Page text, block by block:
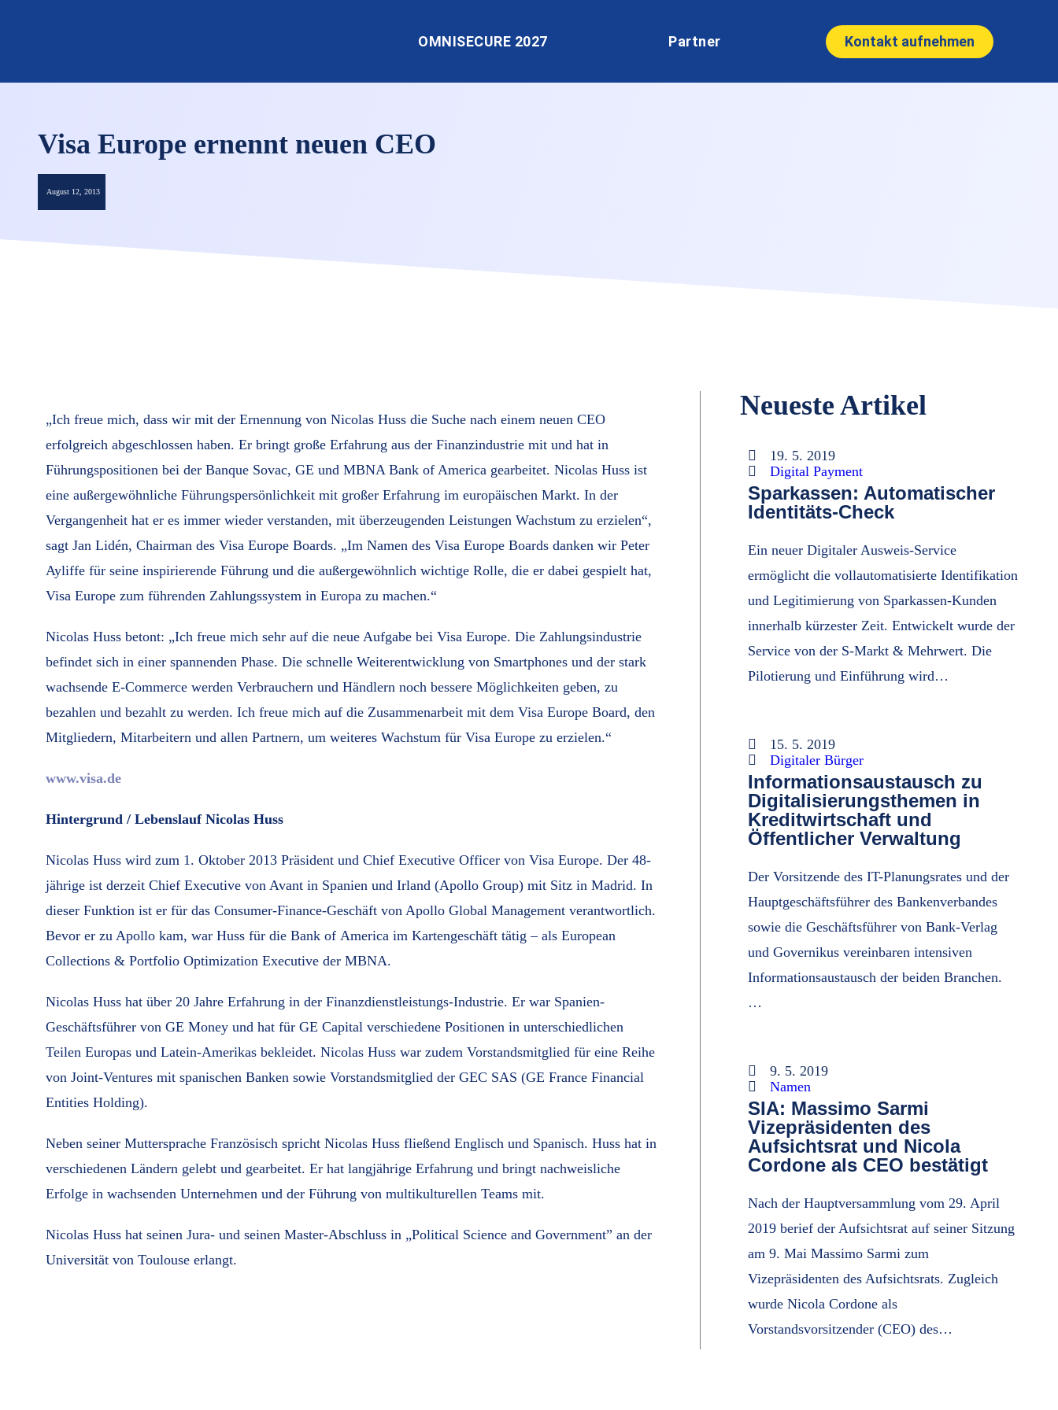
OMNISECURE 2027 Partner Kontakt aufnehmen
Visa Europe ernennt neuen CEO
August 12, 2013
„Ich freue mich, dass wir mit der Ernennung von Nicolas Huss die Suche nach einem neuen CEO
erfolgreich abgeschlossen haben. Er bringt große Erfahrung aus der Finanzindustrie mit und hat in
Führungspositionen bei der Banque Sovac, GE und MBNA Bank of America gearbeitet. Nicolas Huss ist
eine außergewöhnliche Führungspersönlichkeit mit großer Erfahrung im europäischen Markt. In der
Vergangenheit hat er es immer wieder verstanden, mit überzeugenden Leistungen Wachstum zu erzielen“,
sagt Jan Lidén, Chairman des Visa Europe Boards. „Im Namen des Visa Europe Boards danken wir Peter
Ayliffe für seine inspirierende Führung und die außergewöhnlich wichtige Rolle, die er dabei gespielt hat,
Visa Europe zum führenden Zahlungssystem in Europa zu machen.“
Nicolas Huss betont: „Ich freue mich sehr auf die neue Aufgabe bei Visa Europe. Die Zahlungsindustrie
befindet sich in einer spannenden Phase. Die schnelle Weiterentwicklung von Smartphones und der stark
wachsende E-Commerce werden Verbrauchern und Händlern noch bessere Möglichkeiten geben, zu
bezahlen und bezahlt zu werden. Ich freue mich auf die Zusammenarbeit mit dem Visa Europe Board, den
Mitgliedern, Mitarbeitern und allen Partnern, um weiteres Wachstum für Visa Europe zu erzielen.“
www.visa.de
Hintergrund / Lebenslauf Nicolas Huss
Nicolas Huss wird zum 1. Oktober 2013 Präsident und Chief Executive Officer von Visa Europe. Der 48-
jährige ist derzeit Chief Executive von Avant in Spanien und Irland (Apollo Group) mit Sitz in Madrid. In
dieser Funktion ist er für das Consumer-Finance-Geschäft von Apollo Global Management verantwortlich.
Bevor er zu Apollo kam, war Huss für die Bank of America im Kartengeschäft tätig – als European
Collections & Portfolio Optimization Executive der MBNA.
Nicolas Huss hat über 20 Jahre Erfahrung in der Finanzdienstleistungs-Industrie. Er war Spanien-
Geschäftsführer von GE Money und hat für GE Capital verschiedene Positionen in unterschiedlichen
Teilen Europas und Latein-Amerikas bekleidet. Nicolas Huss war zudem Vorstandsmitglied für eine Reihe
von Joint-Ventures mit spanischen Banken sowie Vorstandsmitglied der GEC SAS (GE France Financial
Entities Holding).
Neben seiner Muttersprache Französisch spricht Nicolas Huss fließend Englisch und Spanisch. Huss hat in
verschiedenen Ländern gelebt und gearbeitet. Er hat langjährige Erfahrung und bringt nachweisliche
Erfolge in wachsenden Unternehmen und der Führung von multikulturellen Teams mit.
Nicolas Huss hat seinen Jura- und seinen Master-Abschluss in „Political Science and Government” an der
Universität von Toulouse erlangt.
Neueste Artikel
19. 5. 2019
Digital Payment
Sparkassen: Automatischer
Identitäts-Check
Ein neuer Digitaler Ausweis-Service
ermöglicht die vollautomatisierte Identifikation
und Legitimierung von Sparkassen-Kunden
innerhalb kürzester Zeit. Entwickelt wurde der
Service von der S-Markt & Mehrwert. Die
Pilotierung und Einführung wird…
15. 5. 2019
Digitaler Bürger
Informationsaustausch zu
Digitalisierungsthemen in
Kreditwirtschaft und
Öffentlicher Verwaltung
Der Vorsitzende des IT-Planungsrates und der
Hauptgeschäftsführer des Bankenverbandes
sowie die Geschäftsführer von Bank-Verlag
und Governikus vereinbaren intensiven
Informationsaustausch der beiden Branchen.
…
9. 5. 2019
Namen
SIA: Massimo Sarmi
Vizepräsidenten des
Aufsichtsrat und Nicola
Cordone als CEO bestätigt
Nach der Hauptversammlung vom 29. April
2019 berief der Aufsichtsrat auf seiner Sitzung
am 9. Mai Massimo Sarmi zum
Vizepräsidenten des Aufsichtsrats. Zugleich
wurde Nicola Cordone als
Vorstandsvorsitzender (CEO) des…